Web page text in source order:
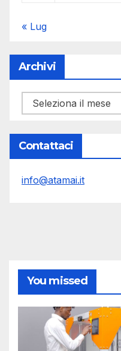
« Lug
Archivi
Archivi
Contattaci
info@atamai.it
You missed